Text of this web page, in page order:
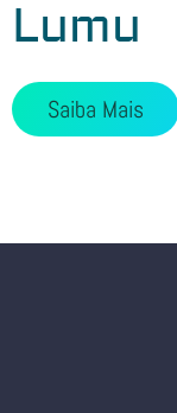
Lumu
Saiba Mais